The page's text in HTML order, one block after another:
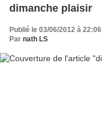
dimanche plaisir
Publié le 03/06/2012 à 22:06
Par nath LS